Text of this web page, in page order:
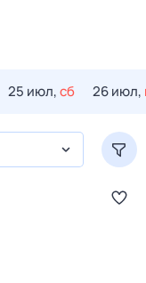
25 июл,сб 26 июл,